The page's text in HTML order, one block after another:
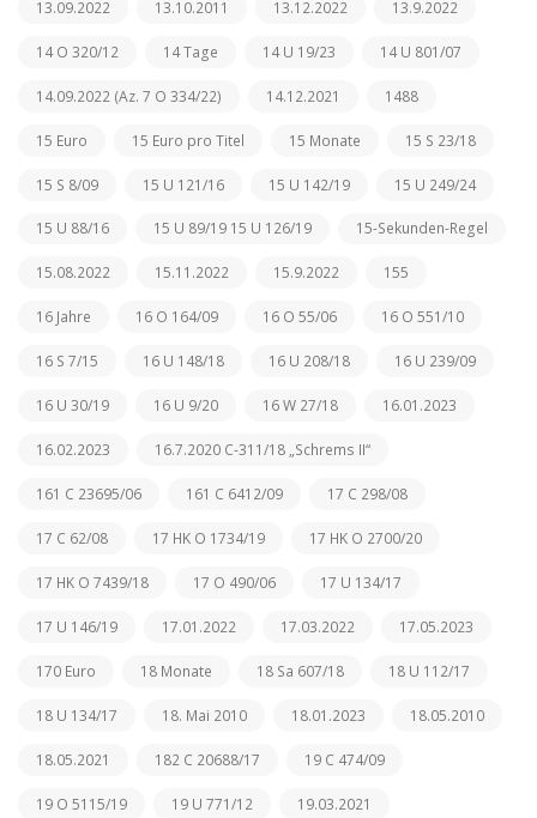
13.09.2022 13.10.2011 13.12.2022 13.9.2022
14 O 320/12 14 Tage 14 U 19/23 14 U 801/07
14.09.2022 (Az. 7 O 334/22) 14.12.2021 1488
15 Euro 15 Euro pro Titel 15 Monate 15 S 23/18
15 S 8/09 15 U 121/16 15 U 142/19 15 U 249/24
15 U 88/16 15 U 89/19 15 U 126/19 15-Sekunden-Regel
15.08.2022 15.11.2022 15.9.2022 155
16 Jahre 16 O 164/09 16 O 55/06 16 O 551/10
16 S 7/15 16 U 148/18 16 U 208/18 16 U 239/09
16 U 30/19 16 U 9/20 16 W 27/18 16.01.2023
16.02.2023 16.7.2020 C-311/18 „Schrems II“
161 C 23695/06 161 C 6412/09 17 C 298/08
17 C 62/08 17 HK O 1734/19 17 HK O 2700/20
17 HK O 7439/18 17 O 490/06 17 U 134/17
17 U 146/19 17.01.2022 17.03.2022 17.05.2023
170 Euro 18 Monate 18 Sa 607/18 18 U 112/17
18 U 134/17 18. Mai 2010 18.01.2023 18.05.2010
18.05.2021 182 C 20688/17 19 C 474/09
19 O 5115/19 19 U 771/12 19.03.2021